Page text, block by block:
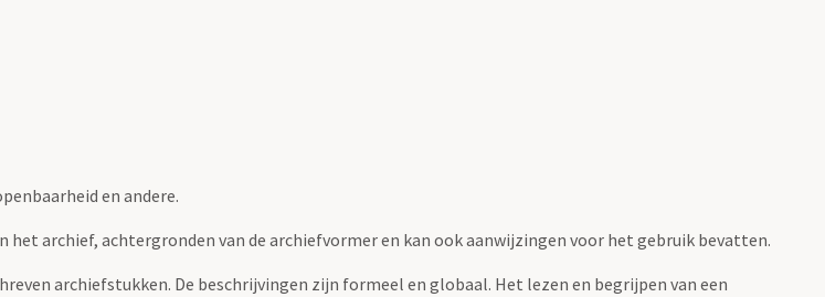
en andere.
archief, achtergronden van de archiefvormer en kan ook aanwijzingen voor het gebruik bevatten.
archiefstukken. De beschrijvingen zijn formeel en globaal. Het lezen en begrijpen van een